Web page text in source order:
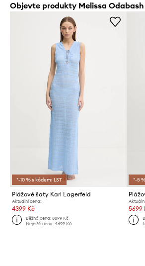
Objevte produkty Melissa Odabash
*-10 % s kódem: LST
Plážové šaty Karl Lagerfeld
Aktuální cena:
4399 Kč
Běžná cena:8899 Kč
Nejnižší cena:4699 Kč
*-5
5699